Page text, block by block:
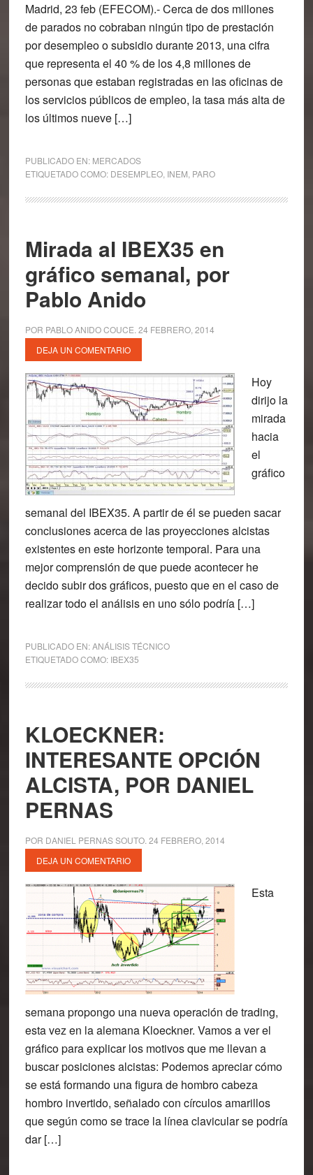
Madrid, 23 feb (EFECOM).- Cerca de dos millones
de parados no cobraban ningún tipo de prestación
por desempleo o subsidio durante 2013, una cifra
que representa el 40 % de los 4,8 millones de
personas que estaban registradas en las oficinas de
los servicios públicos de empleo, la tasa más alta de
los últimos nueve […]
PUBLICADO EN: MERCADOS
ETIQUETADO COMO: DESEMPLEO, INEM PARO
Mirada al IBEX35 en
gráfico semanal, por
Pablo Anido
POR PABLO ANIDO COUCE 24 FEBRERO, 2014
DEJA UN COMENTARIO
Hoy
dirijo la
mirada
hacia
el
gráfico
semanal del IBEX35. A partir de él se pueden sacar
conclusiones acerca de las proyecciones alcistas
existentes en este horizonte temporal. Para una
mejor comprensión de que puede acontecer he
decido subir dos gráficos, puesto que en el caso de
realizar todo el análisis en uno sólo podría […]
PUBLICADO EN:ANÁLISIS TÉCNICO
ETIQUETADO COMO: IBEX35
KLOECKNER:
INTERESANTE OPCIÓN
ALCISTA, POR DANIEL
PERNAS
POR DANIEL PERNAS SOUTO. 24 FEBRERO, 2014
DEJA UN COMENTARIO
Esta
semana propongo una nueva operación de trading,
esta vez en la alemana Kloeckner. Vamos a ver el
gráfico para explicar los motivos que me llevan a
buscar posiciones alcistas: Podemos apreciar cómo
se está formando una figura de hombro cabeza
hombro invertido, señalado con círculos amarillos
que según como se trace la línea clavicular se podría
dar […]